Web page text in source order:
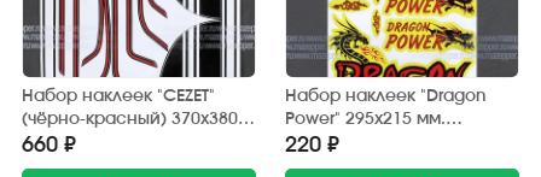
Набор наклеек "CEZET"
(чёрно-красный) 370х380
мм. (10 шт.)
660 ₽
Набор наклеек "Dragon
Power" 295х215 мм.
(красно-желтый) 12 шт.
220 ₽